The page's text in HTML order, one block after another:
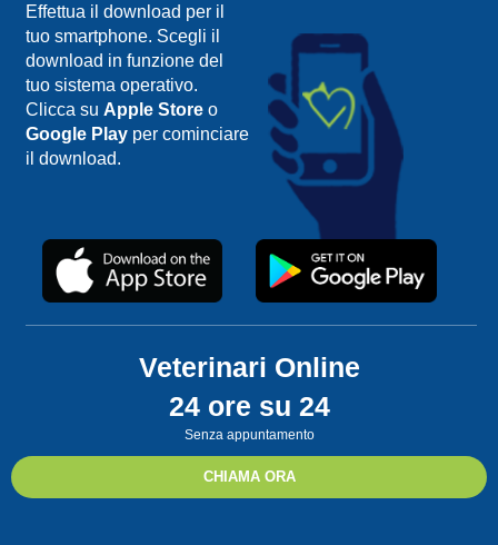
Effettua il download per il
tuo smartphone. Scegli il
download in funzione del
tuo sistema operativo.
Clicca su Apple Storeo
Google Playper cominciare
il download.
Veterinari Online
24 ore su 24
Senza appuntamento
CHIAMA ORA